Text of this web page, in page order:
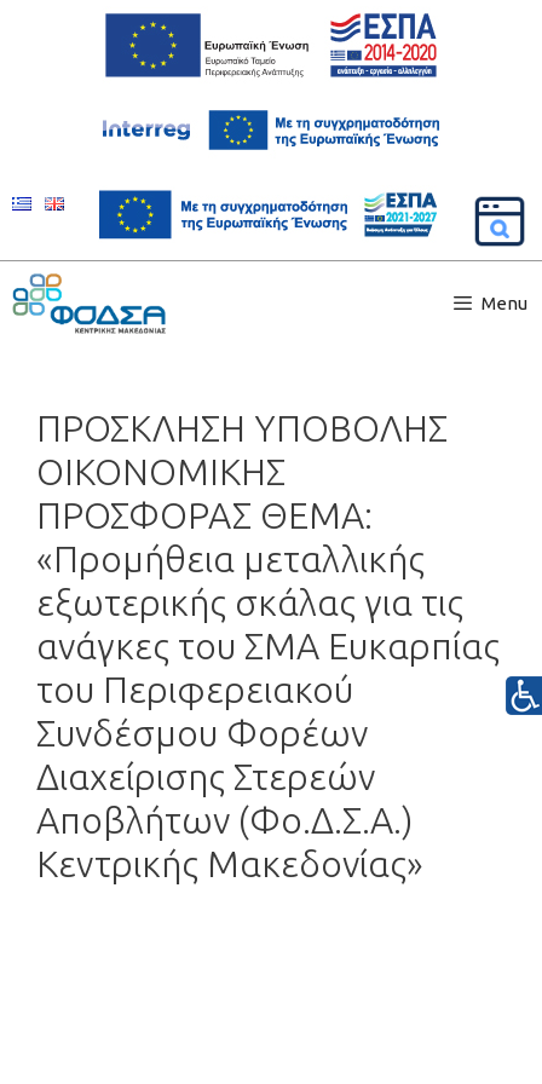
Menu
ΠΡΟΣΚΛΗΣΗ ΥΠΟΒΟΛΗΣ
ΟΙΚΟΝΟΜΙΚΗΣ
ΠΡΟΣΦΟΡΑΣ ΘΕΜΑ:
«Προμήθεια μεταλλικής
εξωτερικής σκάλας για τις
ανάγκες του ΣΜΑ Ευκαρπίας
του Περιφερειακού
Συνδέσμου Φορέων
Διαχείρισης Στερεών
Αποβλήτων (Φο.Δ.Σ.Α.)
Κεντρικής Μακεδονίας»